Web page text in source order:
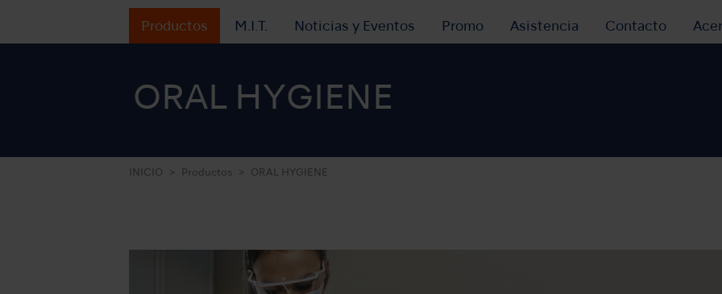
Productos M.I.T. Noticias y Eventos Promo Asistencia Contacto
ORAL HYGIENE
INICIO Productos ORAL HYGIENE